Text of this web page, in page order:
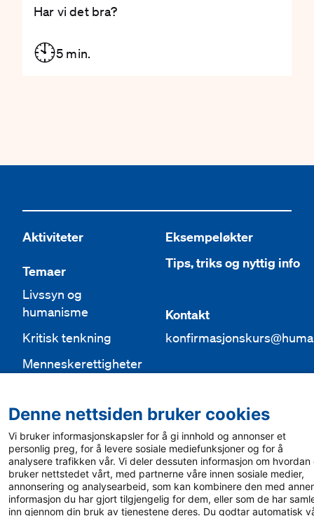
Har vi det bra?
🕙5 min.
Aktiviteter
Temaer
Livssyn og
humanisme
Kritisk tenkning
Menneskerettigheter
Etikk
Eksempeløkter
Tips, triks og nyttig info
Kontakt
Denne nettsiden bruker cookies
Vi bruker informasjonskapsler for å gi innhold og annonser et
personlig preg, for å levere sosiale mediefunksjoner og for å
analysere trafikken vår. Vi deler dessuten informasjon om hvordan
bruker nettstedet vårt, med partnerne våre innen sosiale medier,
annonsering og analysearbeid, som kan kombinere den med
informasjon du har gjort tilgjengelig for dem, eller som de har
inn gjennom din bruk av tjenestene deres. Du godtar automatisk